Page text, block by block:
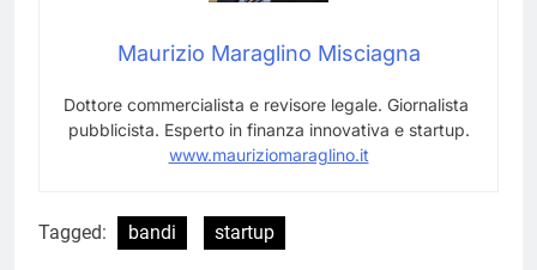
Maurizio Maraglino Misciagna
Dottore commercialista e revisore legale. Giornalista
pubblicista. Esperto in finanza innovativa e startup.
www.mauriziomaraglino.it
Tagged: bandi startup